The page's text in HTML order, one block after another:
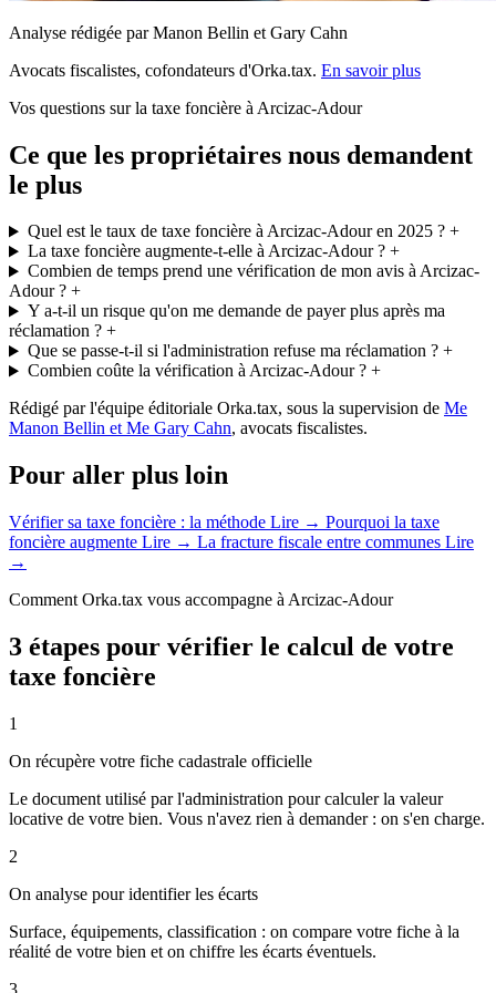
Analyse rédigée par Manon Bellin et Gary Cahn
Avocats fiscalistes, cofondateurs d'Orka.tax. En savoir plus
Vos questions sur la taxe foncière à Arcizac-Adour
Ce que les propriétaires nous demandent
le plus
Quel est le taux de taxe foncière à Arcizac-Adour en 2025 ?+
La taxe foncière augmente-t-elle à Arcizac-Adour ?+
Combien de temps prend une vérification de mon avis à Arcizac-
Adour ? +
Y a-t-il un risque qu'on me demande de payer plus après ma
réclamation ? +
Que se passe-t-il si l'administration refuse ma réclamation ?+
Combien coûte la vérification à Arcizac-Adour ?+
Rédigé par l'équipe éditoriale Orka.tax, sous la supervision de Me
Manon Bellin et Me Gary Cahn, avocats fiscalistes.
Pour aller plus loin
Vérifier sa taxe foncière : la méthode Lire → Pourquoi la taxe
foncière augmente Lire → La fracture fiscale entre communes Lire
→
Comment Orka.tax vous accompagne à Arcizac-Adour
3 étapes pour vérifier le calcul de votre
taxe foncière
1
On récupère votre fiche cadastrale officielle
Le document utilisé par l'administration pour calculer la valeur
locative de votre bien. Vous n'avez rien à demander : on s'en charge.
2
On analyse pour identifier les écarts
Surface, équipements, classification : on compare votre fiche à la
réalité de votre bien et on chiffre les écarts éventuels.
3